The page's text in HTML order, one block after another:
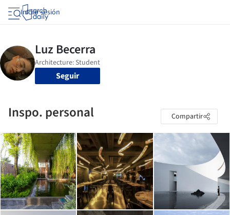
Iniciar sesión
Seguir
Inspo. personal Compartir